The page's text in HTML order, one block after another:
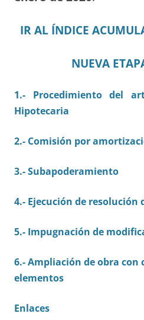
IR AL ÍNDICE
NUEVA
1.- Procedimiento del
Hipotecaria
2.- Comisión por
3.- Subapoderamiento
4.- Ejecución de resolución
5.- Impugnación de
6.- Ampliación de obra con
elementos
Enlaces